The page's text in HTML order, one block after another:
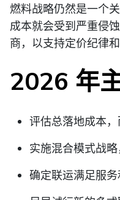
燃料战略仍然是一个
成本就会受到严重侵
商，以支持定价纪律和
2026 年
评估总落地成本，
实施混合模式战略
确定联运满足服务